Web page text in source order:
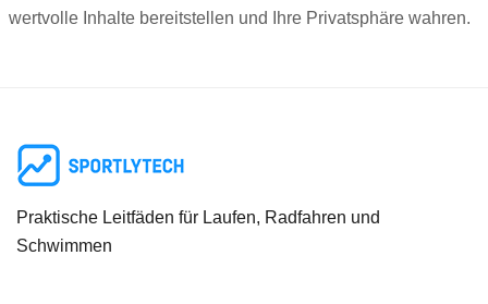
wertvolle Inhalte bereitstellen und Ihre Privatsphäre wahren.
Praktische Leitfäden für Laufen, Radfahren und
Schwimmen